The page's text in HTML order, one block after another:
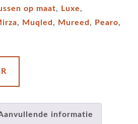
op maat, Luxe,
, Muqled , Mureed , Pearo,
informatie